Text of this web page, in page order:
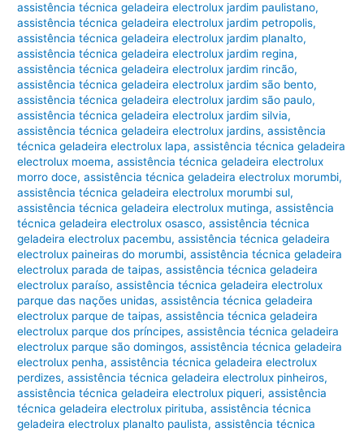
assistência técnica geladeira electrolux jardim paulistano,
assistência técnica geladeira electrolux jardim petropolis,
assistência técnica geladeira electrolux jardim planalto,
assistência técnica geladeira electrolux jardim regina,
assistência técnica geladeira electrolux jardim rincão,
assistência técnica geladeira electrolux jardim são bento,
assistência técnica geladeira electrolux jardim são paulo,
assistência técnica geladeira electrolux jardim silvia,
assistência técnica geladeira electrolux jardins,assistência
técnica geladeira electrolux lapa,assistência técnica geladeira
electrolux moema,assistência técnica geladeira electrolux
morro doce,assistência técnica geladeira electrolux morumbi,
assistência técnica geladeira electrolux morumbi sul,
assistência técnica geladeira electrolux mutinga,assistência
técnica geladeira electrolux osasco,assistência técnica
geladeira electrolux pacembu,assistência técnica geladeira
electrolux paineiras do morumbi,assistência técnica geladeira
electrolux parada de taipas,assistência técnica geladeira
electrolux paraíso,assistência técnica geladeira electrolux
parque das nações unidas,assistência técnica geladeira
electrolux parque de taipas,assistência técnica geladeira
electrolux parque dos príncipes,assistência técnica geladeira
electrolux parque são domingos,assistência técnica geladeira
electrolux penha,assistência técnica geladeira electrolux
perdizes,assistência técnica geladeira electrolux pinheiros,
assistência técnica geladeira electrolux piqueri,assistência
técnica geladeira electrolux pirituba,assistência técnica
geladeira electrolux planalto paulista,assistência técnica